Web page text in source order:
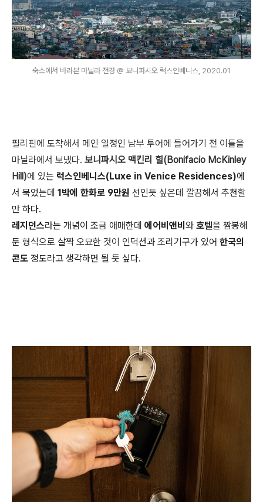
숙소에서 바라본 마닐라 전경 @ 보니파시오 럭스인베니스, 2020.01
필리핀에 도착해서 메인 일정인 남부 투어에 들어가기 전 이틀을
마닐라에서 보냈다. 보니파시오 맥킨리 힐(Bonifacio McKinley
Hill)에 있는 럭스인베니스(Luxe in Venice Residences)에
서 묵었는데 1박에 한화로 9만원 선인듯 싶은데 깔끔해서 추천할
만 하다.
레지던스라는 개념이 조금 애매한데 에어비앤비 와 호텔을 짬봉해
둔 형식으로 살짝 오묘한 것이 인덕션과 조리기구가 있어 한국의
콘도 정도라고 생각하면 될 듯 싶다.